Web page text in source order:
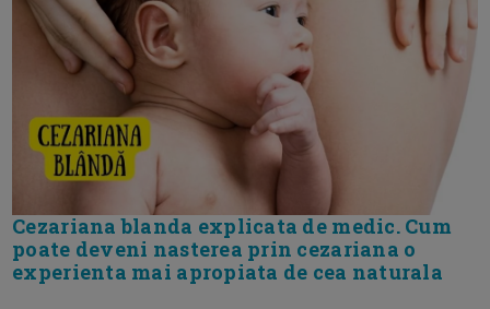
Cezariana blanda explicata de medic. Cum
poate deveni nasterea prin cezariana o
experienta mai apropiata de cea naturala